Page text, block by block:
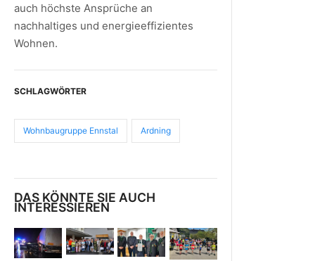
auch höchste Ansprüche an
nachhaltiges und energieeffizientes
Wohnen.
SCHLAGWÖRTER
Wohnbaugruppe Ennstal Ardning
DAS KÖNNTE SIE AUCH
INTERESSIEREN